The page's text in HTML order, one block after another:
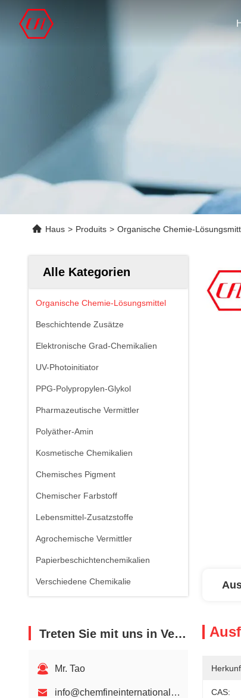
Haus > Produits > Organische Chemie-
Alle Kategorien
Organische Chemie-Lösungsmittel
Beschichtende Zusätze
Elektronische Grad-Chemikalien
UV-Photoinitiator
PPG-Polypropylen-Glykol
Pharmazeutische Vermittler
Polyäther-Amin
Kosmetische Chemikalien
Chemisches Pigment
Chemischer Farbstoff
Lebensmittel-Zusatzstoffe
Agrochemische Vermittler
Papierbeschichtenchemikalien
Verschiedene Chemikalie
Treten Sie mit uns in Verbindung
Mr. Tao
info@chemfineinternational.com CAS: